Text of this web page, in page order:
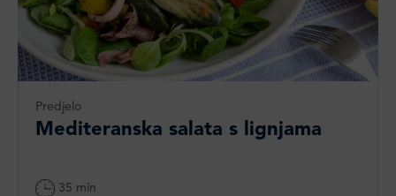
Predjelo
Mediteranska salata s lignjama​
35 min